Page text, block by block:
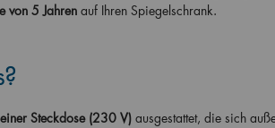
von 5 Jahren auf Ihren Spiegelschrank.
Steckdose (230 V) ausgestattet, die sich